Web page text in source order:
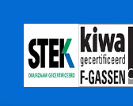
content